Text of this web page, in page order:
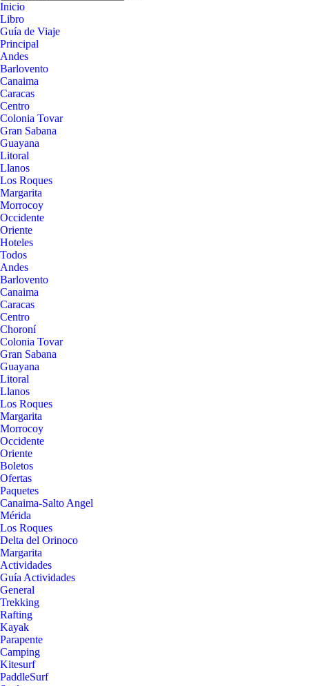
Inicio
Libro
Guía de Viaje
Principal
Andes
Barlovento
Canaima
Caracas
Centro
Colonia Tovar
Gran Sabana
Guayana
Litoral
Llanos
Los Roques
Margarita
Morrocoy
Occidente
Oriente
Hoteles
Todos
Andes
Barlovento
Canaima
Caracas
Centro
Choroní
Colonia Tovar
Gran Sabana
Guayana
Litoral
Llanos
Los Roques
Margarita
Morrocoy
Occidente
Oriente
Boletos
Ofertas
Paquetes
Canaima-Salto Angel
Mérida
Los Roques
Delta del Orinoco
Margarita
Actividades
Guía Actividades
General
Trekking
Rafting
Kayak
Parapente
Camping
Kitesurf
PaddleSurf